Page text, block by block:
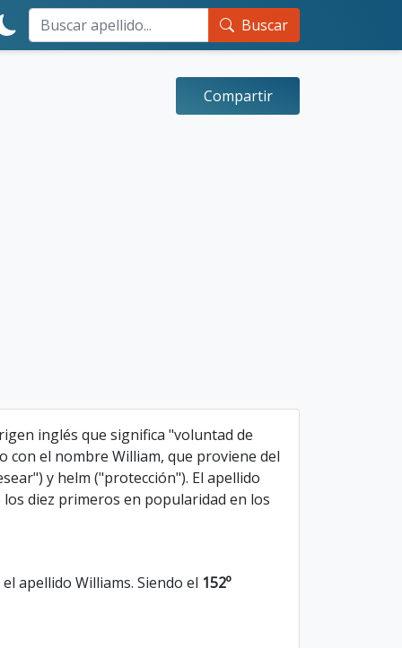
Buscar
Compartir
inglés que significa "voluntad de
con el nombre William, que proviene del
y helm ("protección"). El apellido
diez primeros en popularidad en los
apellido Williams. Siendo el 152º